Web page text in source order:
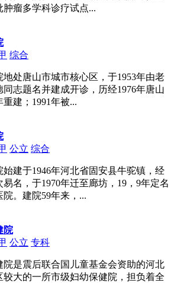
瘤多学科诊疗试点...
综合
地处唐山市城市核心区，于1953年由老
志题名并建成开诊，历经1976年唐山
重建；1991年被...
公立 综合
始建于1946年河北省固安县牛驼镇，经
名，于1970年迁至廊坊，19，9年定名
。建院59年来，...
院
公立 专科
院是震后联合国儿童基金会资助的河北
较大的一所市级妇幼保健院，担负着全